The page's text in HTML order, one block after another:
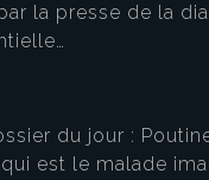
la presse de la
du jour :
est le malade